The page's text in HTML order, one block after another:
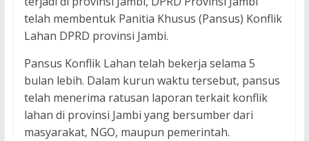
telah membentuk Panitia Khusus (Pansus) Konflik
Lahan DPRD provinsi Jambi.
Pansus Konflik Lahan telah bekerja selama 5
bulan lebih. Dalam kurun waktu tersebut, pansus
telah menerima ratusan laporan terkait konflik
lahan di provinsi Jambi yang bersumber dari
masyarakat, NGO, maupun pemerintah.